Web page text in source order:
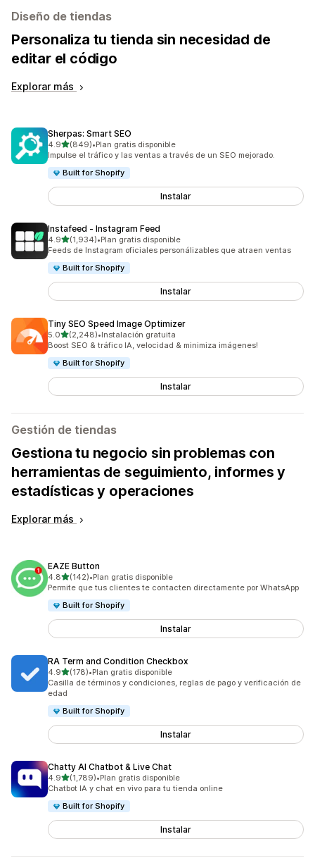
Diseño de tiendas
Personaliza tu tienda sin necesidad de
editar el código
Explorar más
Sherpas: Smart SEO
4.9de 5 estrellas
(849)
849 reseñas en total
•Plan gratis disponible
Impulse el tráfico y las ventas a través de un SEO mejorado.
Built for Shopify
Instalar
Instafeed ‑ Instagram Feed
4.9de 5 estrellas
(1,934)
1934 reseñas en total
•Plan gratis disponible
Feeds de Instagram oficiales personálizables que atraen ventas
Built for Shopify
Instalar
Tiny SEO Speed Image Optimizer
5.0de 5 estrellas
(2,248)
2248 reseñas en total
•Instalación gratuita
Boost SEO & tráfico IA, velocidad & minimiza imágenes!
Built for Shopify
Instalar
Gestión de tiendas
Gestiona tu negocio sin problemas con
herramientas de seguimiento, informes y
estadísticas y operaciones
Explorar más
EAZE Button
4.8de 5 estrellas
(142)
142 reseñas en total
•Plan gratis disponible
Permite que tus clientes te contacten directamente por WhatsApp
Built for Shopify
Instalar
RA Term and Condition Checkbox
4.9de 5 estrellas
(178)
178 reseñas en total
•Plan gratis disponible
Casilla de términos y condiciones, reglas de pago y verificación de
edad
Built for Shopify
Instalar
Chatty AI Chatbot & Live Chat
4.9de 5 estrellas
(1,789)
1789 reseñas en total
•Plan gratis disponible
Chatbot IA y chat en vivo para tu tienda online
Built for Shopify
Instalar